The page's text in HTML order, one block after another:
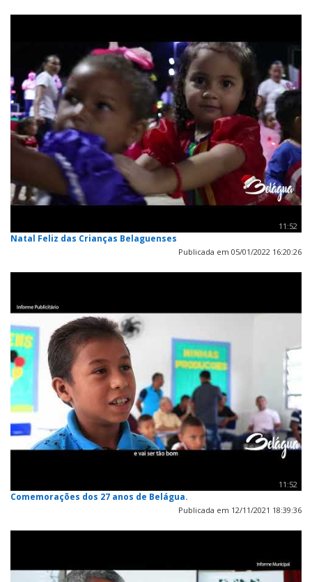
11:52
Natal Feliz das Crianças Belaguenses
Publicada em 05/01/2022 16:20:26
11:52
Comemorações dos 27 anos de Belágua.
Publicada em 12/11/2021 18:39:36